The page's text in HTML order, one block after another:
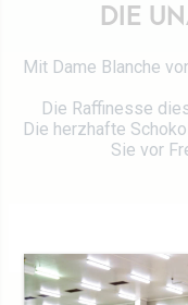
DIE
Mit Dame Blanche
Die Raffinesse
Die herzhafte
Sie vor